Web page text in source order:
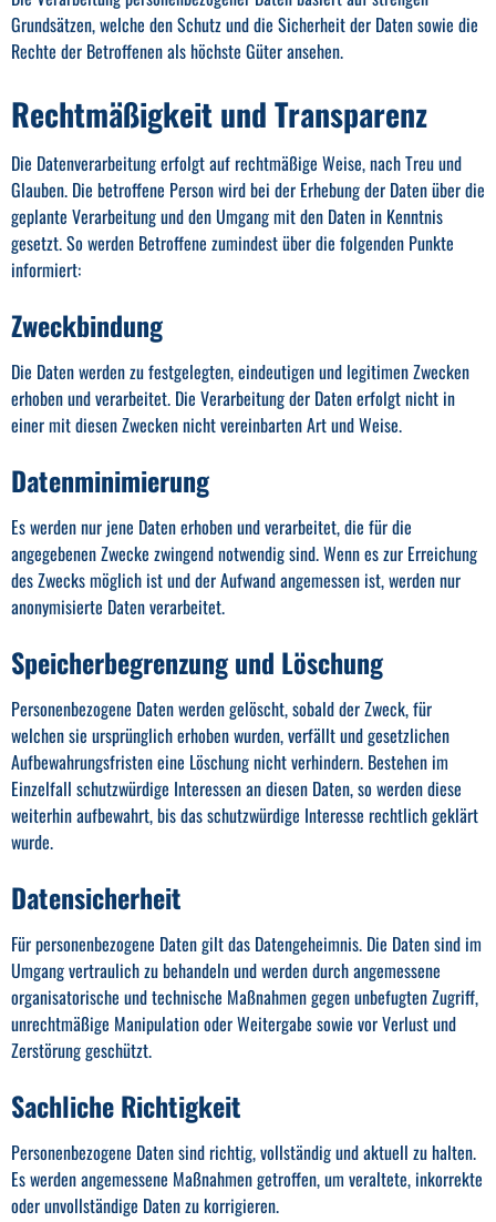
Grundsätzen, welche den Schutz und die Sicherheit der Daten sowie die
Rechte der Betroffenen als höchste Güter ansehen.
Rechtmäßigkeit und Transparenz
Die Datenverarbeitung erfolgt auf rechtmäßige Weise, nach Treu und
Glauben. Die betroffene Person wird bei der Erhebung der Daten über die
geplante Verarbeitung und den Umgang mit den Daten in Kenntnis
gesetzt. So werden Betroffene zumindest über die folgenden Punkte
informiert:
Zweckbindung
Die Daten werden zu festgelegten, eindeutigen und legitimen Zwecken
erhoben und verarbeitet. Die Verarbeitung der Daten erfolgt nicht in
einer mit diesen Zwecken nicht vereinbarten Art und Weise.
Datenminimierung
Es werden nur jene Daten erhoben und verarbeitet, die für die
angegebenen Zwecke zwingend notwendig sind. Wenn es zur Erreichung
des Zwecks möglich ist und der Aufwand angemessen ist, werden nur
anonymisierte Daten verarbeitet.
Speicherbegrenzung und Löschung
Personenbezogene Daten werden gelöscht, sobald der Zweck, für
welchen sie ursprünglich erhoben wurden, verfällt und gesetzlichen
Aufbewahrungsfristen eine Löschung nicht verhindern. Bestehen im
Einzelfall schutzwürdige Interessen an diesen Daten, so werden diese
weiterhin aufbewahrt, bis das schutzwürdige Interesse rechtlich geklärt
wurde.
Datensicherheit
Für personenbezogene Daten gilt das Datengeheimnis. Die Daten sind im
Umgang vertraulich zu behandeln und werden durch angemessene
organisatorische und technische Maßnahmen gegen unbefugten Zugriff,
unrechtmäßige Manipulation oder Weitergabe sowie vor Verlust und
Zerstörung geschützt.
Sachliche Richtigkeit
Personenbezogene Daten sind richtig, vollständig und aktuell zu halten.
Es werden angemessene Maßnahmen getroffen, um veraltete, inkorrekte
oder unvollständige Daten zu korrigieren.